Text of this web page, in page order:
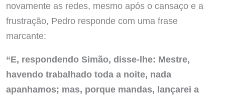
novamente as redes, mesmo após o cansaço e a
frustração, Pedro responde com uma frase
marcante:
“E, respondendo Simão, disse-lhe: Mestre,
havendo trabalhado toda a noite, nada
apanhamos; mas, porque mandas, lançarei a